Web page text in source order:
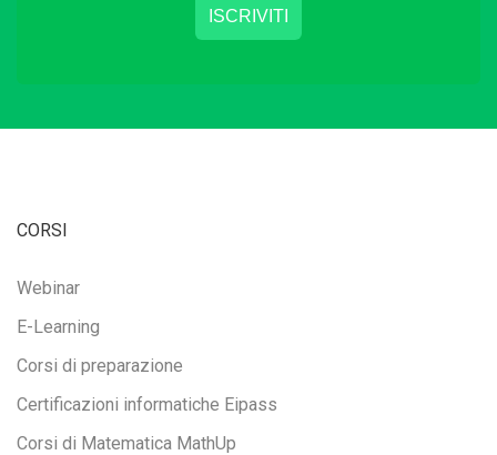
CORSI
Webinar
E-Learning
Corsi di preparazione
Certificazioni informatiche Eipass
Corsi di Matematica MathUp